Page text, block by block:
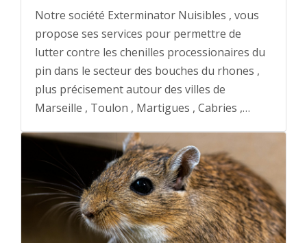
Notre société Exterminator Nuisibles , vous
propose ses services pour permettre de
lutter contre les chenilles processionaires du
pin dans le secteur des bouches du rhones ,
plus précisement autour des villes de
Marseille , Toulon , Martigues , Cabries ,…